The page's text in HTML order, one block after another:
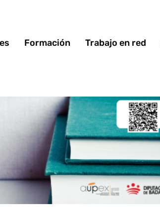
Formación Trabajo en red